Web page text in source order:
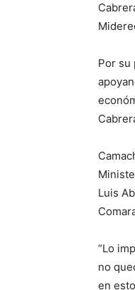
Por su
Luis
“Lo
no
en